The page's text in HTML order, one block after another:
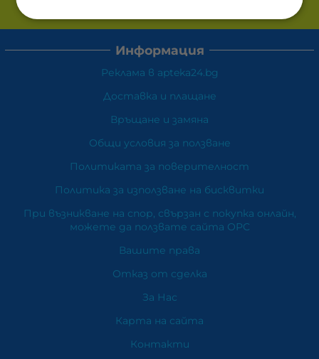
Информация
Реклама в apteka24.bg
Доставка и плащане
Връщане и замяна
Общи условия за ползване
Политиката за поверителност
Политика за използване на бисквитки
При възникване на спор, свързан с покупка онлайн,
можете да ползвате сайта ОРС
Вашите права
Отказ от сделка
За Нас
Карта на сайта
Контакти